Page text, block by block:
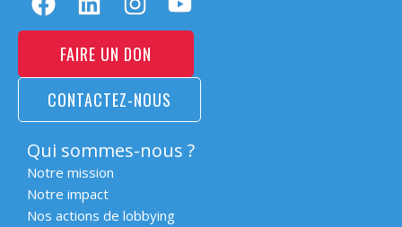
FAIRE UN DON
CONTACTEZ-NOUS
Qui sommes-nous ?
Notre mission
Notre impact
Nos actions de lobbying